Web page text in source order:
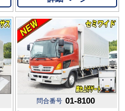
問合番号 01-8100